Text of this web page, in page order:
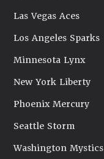
Las Vegas Aces
Los Angeles Sparks
Minnesota Lynx
New York Liberty
Phoenix Mercury
Seattle Storm
Washington Mystics